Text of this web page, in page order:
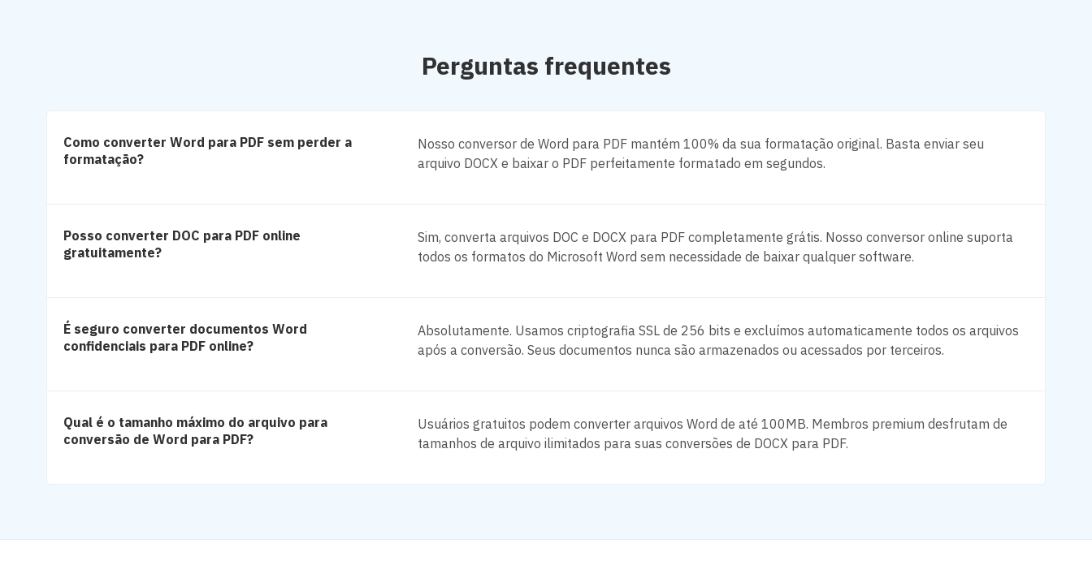
Perguntas frequentes
Como converter Word para PDF sem perder a
formatação?
Nosso conversor de Word para PDF mantém 100% da sua formatação original. Basta enviar seu
arquivo DOCX e baixar o PDF perfeitamente formatado em segundos.
Posso converter DOC para PDF online
gratuitamente?
Sim, converta arquivos DOC e DOCX para PDF completamente grátis. Nosso conversor online suporta
todos os formatos do Microsoft Word sem necessidade de baixar qualquer software.
É seguro converter documentos Word
confidenciais para PDF online?
Absolutamente. Usamos criptografia SSL de 256 bits e excluímos automaticamente todos os arquivos
após a conversão. Seus documentos nunca são armazenados ou acessados por terceiros.
Qual é o tamanho máximo do arquivo para
conversão de Word para PDF?
Usuários gratuitos podem converter arquivos Word de até 100MB. Membros premium desfrutam de
tamanhos de arquivo ilimitados para suas conversões de DOCX para PDF.